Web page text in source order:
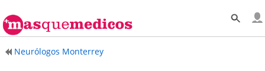
Neurólogos Monterrey